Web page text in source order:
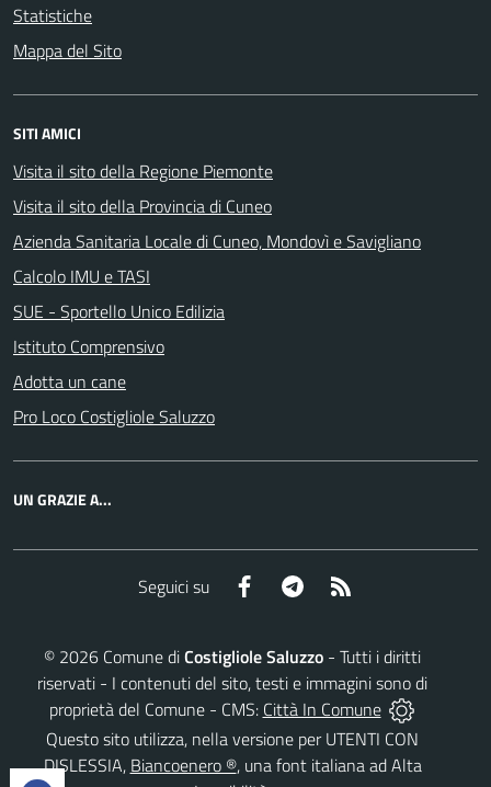
Statistiche
Mappa del Sito
SITI AMICI
Visita il sito della Regione Piemonte
Visita il sito della Provincia di Cuneo
Azienda Sanitaria Locale di Cuneo, Mondovì e Savigliano
Calcolo IMU e TASI
SUE - Sportello Unico Edilizia
Istituto Comprensivo
Adotta un cane
Pro Loco Costigliole Saluzzo
UN GRAZIE A...
Seguici su Facebook Telegram
© 2026 Comune diCostigliole Saluzzo - Tutti i diritti
riservati - I contenuti del sito, testi e immagini sono di
proprietà del Comune - CMS: Città In Comune
Questo sito utilizza, nella versione per UTENTI CON
DISLESSIA, Biancoenero ®, una font italiana ad Alta